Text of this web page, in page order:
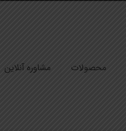
محصولات مشاوره آنلاین